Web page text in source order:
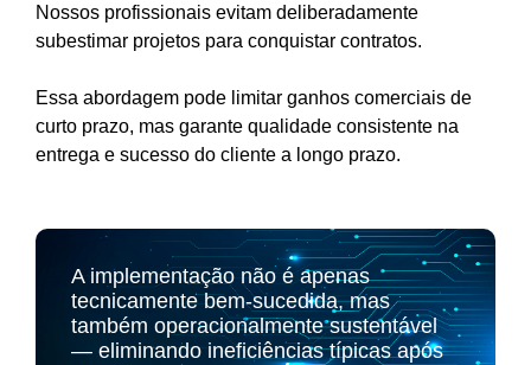
Nossos profissionais evitam deliberadamente
subestimar projetos para conquistar contratos.
Essa abordagem pode limitar ganhos comerciais de
curto prazo, mas garante qualidade consistente na
entrega e sucesso do cliente a longo prazo.
A implementação não é apenas
tecnicamente bem-sucedida, mas
também operacionalmente sustentável
— eliminando ineficiências típicas após